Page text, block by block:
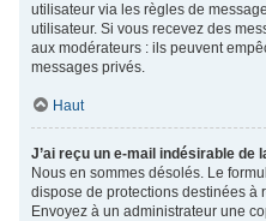
utilisateur via les règles de
utilisateur. Si vous recevez des
aux modérateurs : ils peuvent
messages privés.
Haut
J’ai reçu un e-mail indésirable de
Nous en sommes désolés. Le
dispose de protections destinées à
Envoyez à un administrateur une